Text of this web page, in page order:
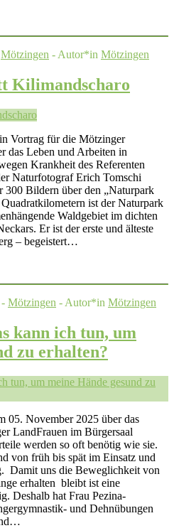
Mötzingen - Autor*in Mötzingen
Kilimandscharo
Vortrag für die Mötzinger
das Leben und Arbeiten in
Krankheit des Referenten
Naturfotograf Erich Tomschi
300 Bildern über den „Naturpark
ist der Naturpark
Waldgebiet im dichten
Er ist der erste und älteste
– begeistert…
- Mötzingen - Autor*in Mötzingen
kann ich tun, um
zu erhalten?
05. November 2025 über das
LandFrauen im Bürgersaal
werden so oft benötig wie sie.
von früh bis spät im Einsatz und
Damit uns die Beweglichkeit von
erhalten bleibt ist eine
Deshalb hat Frau Pezina-
und Dehnübungen